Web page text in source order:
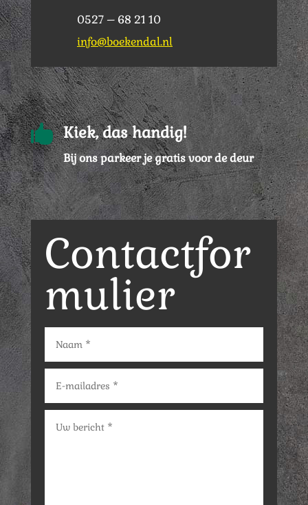
0527 – 68 21 10
info@boekendal.nl
 Kiek, das handig!
Bij ons parkeer je gratis voor de deur
Contactfor
mulier